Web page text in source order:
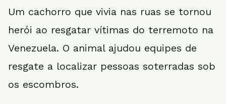
Um cachorro que vivia nas ruas se tornou
herói ao resgatar vítimas do terremoto na
Venezuela. O animal ajudou equipes de
resgate a localizar pessoas soterradas sob
os escombros.